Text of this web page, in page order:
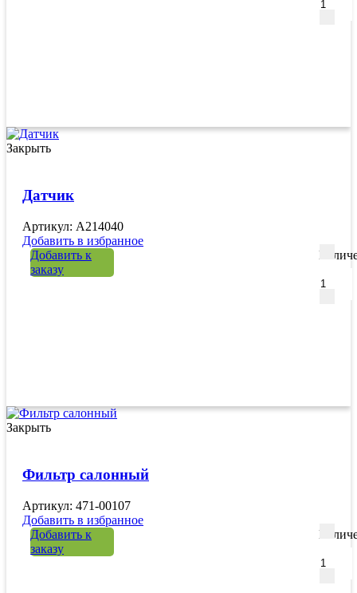
Закрыть
Датчик
Артикул: A214040
Добавить в избранное
Добавить к
заказу
Закрыть
Фильтр салонный
Артикул: 471-00107
Добавить в избранное
Добавить к
заказу